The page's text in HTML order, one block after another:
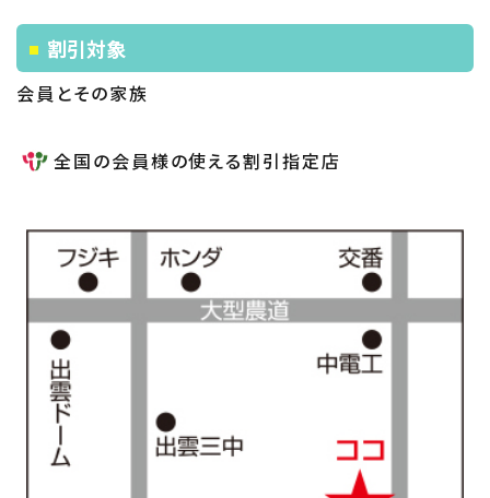
割引対象
会員とその家族
全国の会員様の使える割引指定店